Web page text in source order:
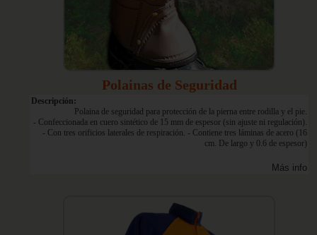
Polainas de Seguridad
Descripción:
Polaina de seguridad para protección de la pierna entre rodilla y el pie.
- Confeccionada en cuero sintético de 15 mm de espesor (sin ajuste ni regulación).
- Con tres orificios laterales de respiración. - Contiene tres láminas de acero (16
cm. De largo y 0.6 de espesor)
Más info